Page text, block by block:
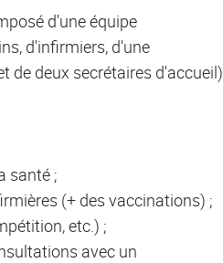
d'une équipe
d'infirmiers, d'une
de deux secrétaires
santé ;
(+ des vaccinations) ;
etc.) ;
avec un